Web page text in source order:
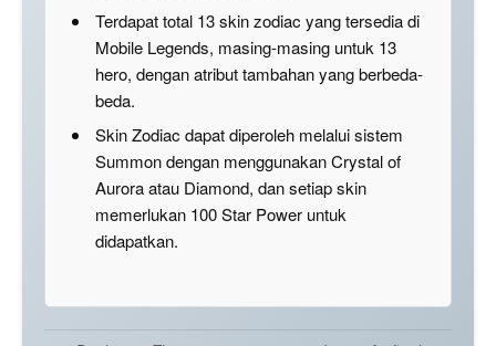
Terdapat total 13 skin zodiac yang tersedia di
Mobile Legends, masing-masing untuk 13
hero, dengan atribut tambahan yang berbeda-
beda.
Skin Zodiac dapat diperoleh melalui sistem
Summon dengan menggunakan Crystal of
Aurora atau Diamond, dan setiap skin
memerlukan 100 Star Power untuk
didapatkan.